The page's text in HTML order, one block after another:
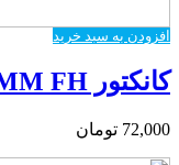
افزودن به سبد خرید
کانکتور 1.25MM FH سیمدار 12 پین
72,000 تومان